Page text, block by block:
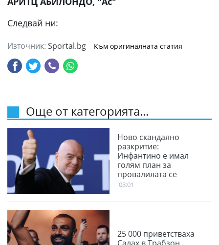
Следвай ни:
Източник: Sportal.bg Към оригиналната статия
Още от категорията...
Ново скандално
разкритие:
Инфантино е имал
голям план за
провалилата се
Суперлига
03:01
25 000 приветстваха